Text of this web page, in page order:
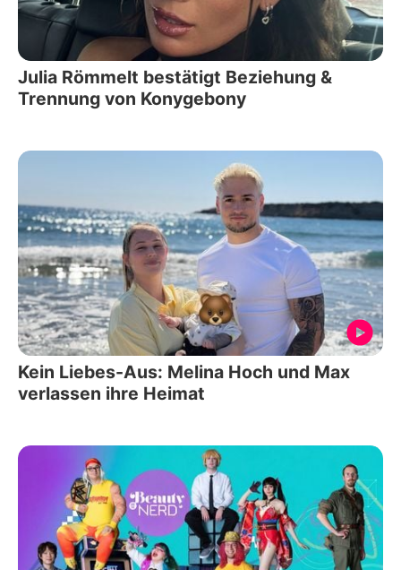
Julia Römmelt bestätigt Beziehung &
Trennung von Konygebony
Kein Liebes-Aus: Melina Hoch und Max
verlassen ihre Heimat